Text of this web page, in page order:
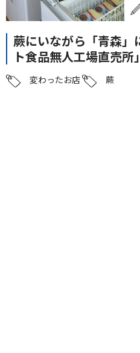
蕨にいながら「青森」
ト食品無人工場直売所」
変わったお店 蕨